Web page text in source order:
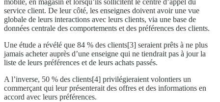
mobile, en magasin et lorsqu’ils sollicitent le centre d’appel du
service client. De leur côté, les enseignes doivent avoir une vue
globale de leurs interactions avec leurs clients, via une base de
données centrale des comportements et des préférences des clients.
Une étude a révélé que 84 % des clients[3] seraient prêts à ne plus
jamais acheter auprès d’une enseigne qui ne tiendrait pas à jour la
liste de leurs préférences et de leurs achats passés.
A l’inverse, 50 % des clients[4] privilégieraient volontiers un
commerçant qui leur présenterait des offres et des informations en
accord avec leurs préférences.